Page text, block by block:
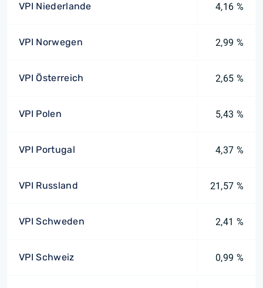
VPI Niederlande 4,16 %
VPI Norwegen 2,99 %
VPI Österreich 2,65 %
VPI Polen 5,43 %
VPI Portugal 4,37 %
VPI Russland 21,57 %
VPI Schweden 2,41 %
VPI Schweiz 0,99 %